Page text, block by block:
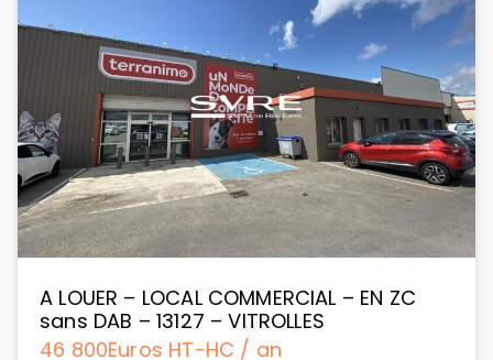
A LOUER – LOCAL COMMERCIAL – EN ZC
sans DAB – 13127 – VITROLLES
46 800Euros HT-HC / an